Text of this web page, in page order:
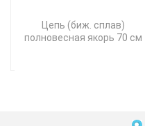
Цепь (биж. сплав)
полновесная якорь 70 см